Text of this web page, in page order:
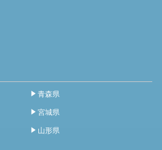
青森県
宮城県
山形県